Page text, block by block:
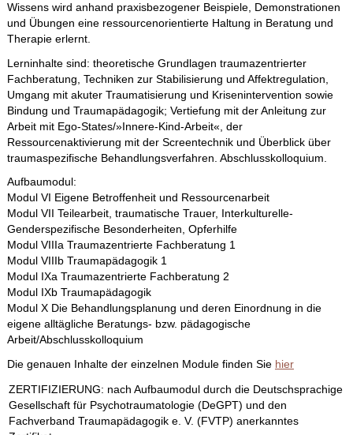
Wissens wird anhand praxisbezogener Beispiele, Demonstrationen
und Übungen eine ressourcenorientierte Haltung in Beratung und
Therapie erlernt.
Lerninhalte sind: theoretische Grundlagen traumazentrierter
Fachberatung, Techniken zur Stabilisierung und Affektregulation,
Umgang mit akuter Traumatisierung und Krisenintervention sowie
Bindung und Traumapädagogik; Vertiefung mit der Anleitung zur
Arbeit mit Ego-States/»Innere-Kind-Arbeit«, der
Ressourcenaktivierung mit der Screentechnik und Überblick über
traumaspezifische Behandlungsverfahren. Abschlusskolloquium.
Aufbaumodul:
Modul VI Eigene Betroffenheit und Ressourcenarbeit
Modul VII Teilearbeit, traumatische Trauer, Interkulturelle-
Genderspezifische Besonderheiten, Opferhilfe
Modul VIIIa Traumazentrierte Fachberatung 1
Modul VIIIb Traumapädagogik 1
Modul IXa Traumazentrierte Fachberatung 2
Modul IXb Traumapädagogik
Modul X Die Behandlungsplanung und deren Einordnung in die
eigene alltägliche Beratungs- bzw. pädagogische
Arbeit/Abschlusskolloquium
Die genauen Inhalte der einzelnen Module finden Sie hier
ZERTIFIZIERUNG: nach Aufbaumoduldurch die Deutschsprachige
Gesellschaft für Psychotraumatologie (DeGPT) und den
Fachverband Traumapädagogik e. V. (FVTP) anerkanntes